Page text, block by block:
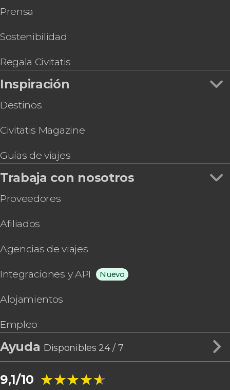
Prensa
Sostenibilidad
Regala Civitatis
Inspiración
Destinos
Civitatis Magazine
Guías de viajes
Trabaja con nosotros
Proveedores
Afiliados
Agencias de viajes
Integraciones y API Nuevo
Alojamientos
Empleo
Ayuda Disponibles 24 / 7
9,1/10 ★★★★★
★★★★★